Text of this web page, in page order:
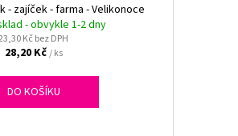
- zajíček - farma - Velikonoce
- obvykle 1-2 dny
Kč bez DPH
28,20 Kč/ ks
DO KOŠÍKU